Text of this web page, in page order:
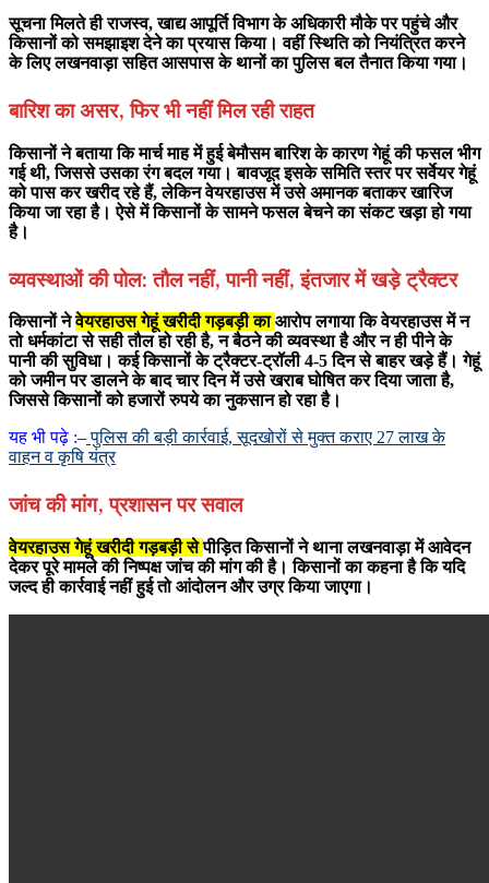
सूचना मिलते ही राजस्व, खाद्य आपूर्ति विभाग के अधिकारी मौके पर पहुंचे और
किसानों को समझाइश देने का प्रयास किया। वहीं स्थिति को नियंत्रित करने
के लिए लखनवाड़ा सहित आसपास के थानों का पुलिस बल तैनात किया गया।
बारिश का असर, फिर भी नहीं मिल रही राहत
किसानों ने बताया कि मार्च माह में हुई बेमौसम बारिश के कारण गेहूं की फसल भीग
गई थी, जिससे उसका रंग बदल गया। बावजूद इसके समिति स्तर पर सर्वेयर गेहूं
को पास कर खरीद रहे हैं, लेकिन वेयरहाउस में उसे अमानक बताकर खारिज
किया जा रहा है। ऐसे में किसानों के सामने फसल बेचने का संकट खड़ा हो गया
है।
व्यवस्थाओं की पोल: तौल नहीं, पानी नहीं, इंतजार में खड़े ट्रैक्टर
किसानों नेवेयरहाउस गेहूं खरीदी गड़बड़ी काआरोप लगाया कि वेयरहाउस में न
तो धर्मकांटा से सही तौल हो रही है, न बैठने की व्यवस्था है और न ही पीने के
पानी की सुविधा। कई किसानों के ट्रैक्टर-ट्रॉली 4-5 दिन से बाहर खड़े हैं। गेहूं
को जमीन पर डालने के बाद चार दिन में उसे खराब घोषित कर दिया जाता है,
जिससे किसानों को हजारों रुपये का नुकसान हो रहा है।
यह भी पढ़े :–पुलिस की बड़ी कार्रवाई, सूदखोरों से मुक्त कराए 27 लाख के
वाहन व कृषि यंत्र
जांच की मांग, प्रशासन पर सवाल
वेयरहाउस गेहूं खरीदी गड़बड़ी सेपीड़ित किसानों ने थाना लखनवाड़ा में आवेदन
देकर पूरे मामले की निष्पक्ष जांच की मांग की है। किसानों का कहना है कि यदि
जल्द ही कार्रवाई नहीं हुई तो आंदोलन और उग्र किया जाएगा।